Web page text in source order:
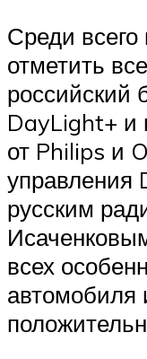
Среди
отметить
российский
DayLight+ и
от Philips и
управления
русским
всех
автомобиля